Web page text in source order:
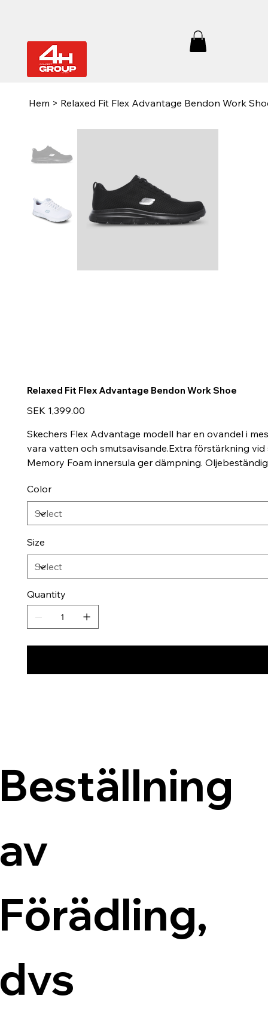
Hem > Relaxed Fit Flex Advantage Bendon Work
Relaxed Fit Flex Advantage Bendon Work Shoe
Price
SEK 1,399.00
Skechers Flex Advantage modell har en ovandel i
vara vatten och smutsavisande.Extra förstärkning
Memory Foam innersula ger dämpning.
Color
Size
Quantity